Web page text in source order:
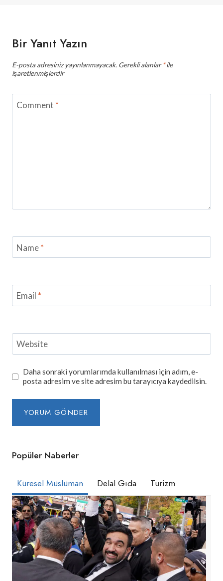
Bir Yanıt Yazın
E-posta adresiniz yayınlanmayacak. Gerekli alanlar*ile
işaretlenmişlerdir
Comment *
Name*
Email *
Website
Daha sonraki yorumlarımda kullanılması için adım, e-
posta adresim ve site adresim bu tarayıcıya kaydedilsin.
Popüler Naberler
Küresel Müslüman Delal Gıda Turizm